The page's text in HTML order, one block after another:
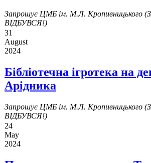
Запрошує ЦМБ ім. М.Л. Кропивницького
ВІДБУВСЯ!)
31
August
2024
Бібліотечна ігротека на
Арідника
Запрошує ЦМБ ім. М.Л. Кропивницького
ВІДБУВСЯ!)
24
May
2024